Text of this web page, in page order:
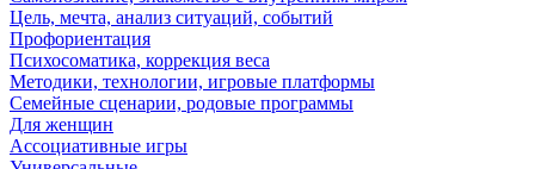
Цель, мечта, анализ ситуаций, событий
Профориентация
Психосоматика, коррекция веса
Методики, технологии, игровые платформы
Семейные сценарии, родовые программы
Для женщин
Ассоциативные игры